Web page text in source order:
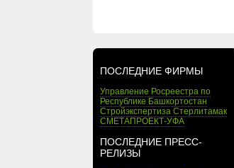
ПОСЛЕДНИЕ ФИРМЫ
Управление Росреестра по
Республике Башкортостан
Стройэкспертиза Стерлитамак
СМЕТАПРОЕКТ-УФА
ПОСЛЕДНИЕ ПРЕСС-
РЕЛИЗЫ